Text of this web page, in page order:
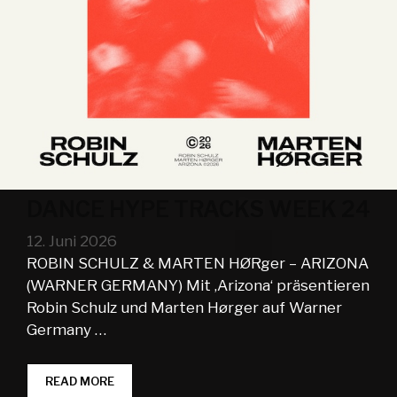
12. Juni 2026
ROBIN SCHULZ & MARTEN HØRger – ARIZONA
(WARNER GERMANY) Mit ‚Arizona‘ präsentieren
Robin Schulz und Marten Hørger auf Warner
Germany …
READ MOREDANCE